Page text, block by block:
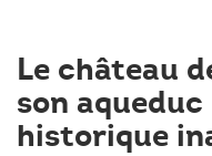
Le château
son
historique